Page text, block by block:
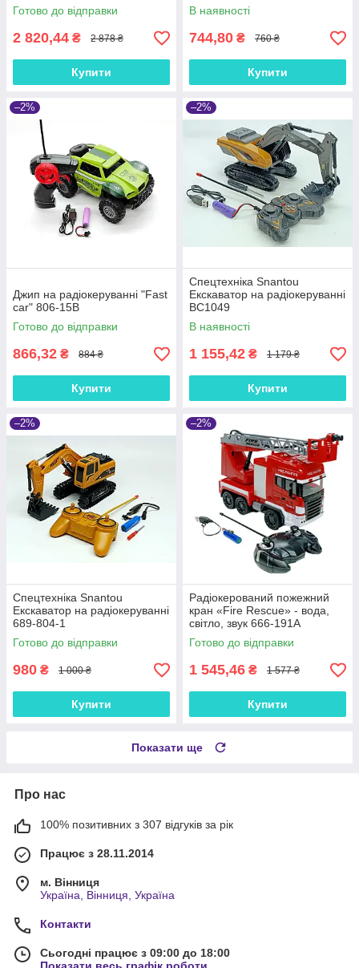
Готово до відправки
2 820,44 ₴ 2 878 ₴
Купити
В наявності
744,80 ₴ 760 ₴
Купити
–2%
Джип на радіокеруванні "Fast
car" 806-15B
Готово до відправки
866,32 ₴ 884 ₴
Купити
–2%
Спецтехніка Snantou
Екскаватор на радіокеруванні
BC1049
В наявності
1 155,42 ₴ 1 179 ₴
Купити
–2%
Спецтехніка Snantou
Екскаватор на радіокеруванні
689-804-1
Готово до відправки
980 ₴ 1 000 ₴
Купити
–2%
Радіокерований пожежний
кран «Fire Rescue» - вода,
світло, звук 666-191A
Готово до відправки
1 545,46 ₴ 1 577 ₴
Купити
Показати ще
Про нас
100% позитивних з 307 відгуків за рік
Працює з 28.11.2014
м. Вінниця
Україна, Вінниця, Україна
Контакти
Сьогодні працює з 09:00 до 18:00